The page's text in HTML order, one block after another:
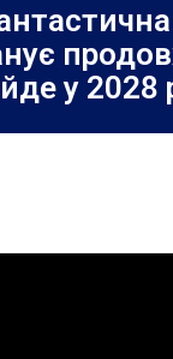
у 2028